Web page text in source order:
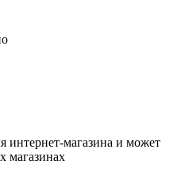
интернет-магазина и может
магазинах